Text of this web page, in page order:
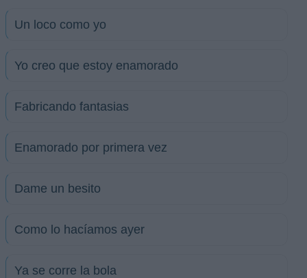
Un loco como yo
Yo creo que estoy enamorado
Fabricando fantasias
Enamorado por primera vez
Dame un besito
Como lo hacíamos ayer
Ya se corre la bola